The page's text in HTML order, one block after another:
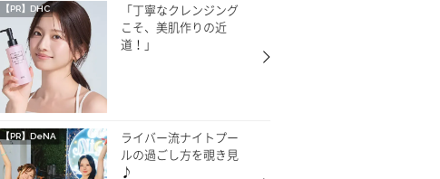
【PR】DHC
「丁寧なクレンジング
こそ、美肌作りの近
道！」
【PR】DeNA
ライバー流ナイトプー
ルの過ごし方を覗き見
♪